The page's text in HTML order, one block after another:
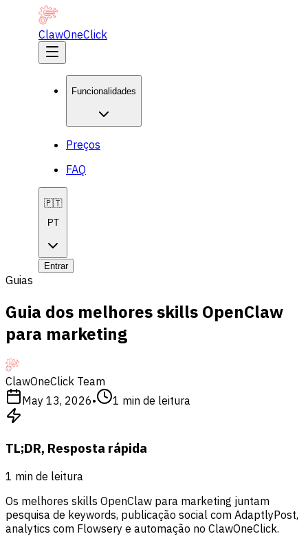
ClawOneClick
Funcionalidades
Preços
FAQ
🇵🇹
PT
Entrar
Guias
Guia dos melhores skills OpenClaw
para marketing
ClawOneClick Team
May 13, 2026• 1 min de leitura
TL;DR, Resposta rápida
1 min de leitura
Os melhores skills OpenClaw para marketing juntam
pesquisa de keywords, publicação social com AdaptlyPost,
analytics com Flowsery e automação no ClawOneClick.